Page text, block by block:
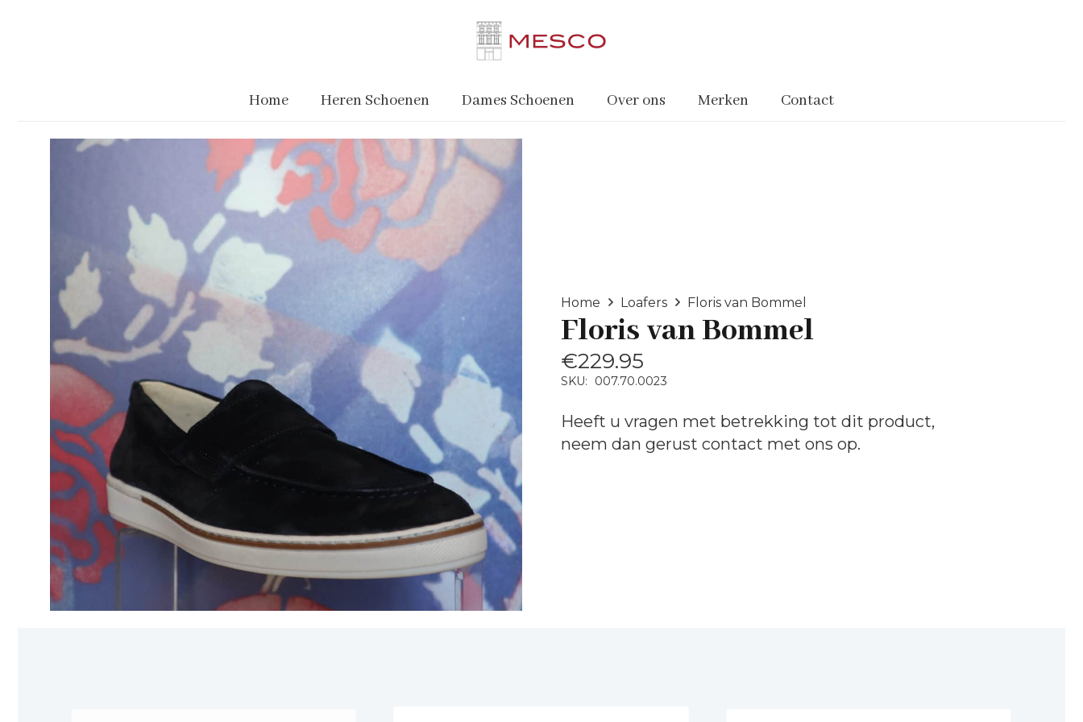
Home Heren Schoenen Dames Schoenen Over ons Merken Contact
Home Loafers Floris van Bommel
Floris van Bommel
€229.95
SKU: 007.70.0023
Heeft u vragen met betrekking tot dit product,
neem dan gerust contact met ons op.